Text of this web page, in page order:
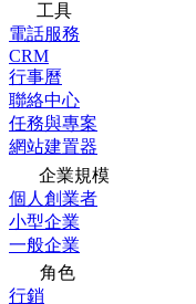
工具
電話服務
CRM
行事曆
聯絡中心
任務與專案
網站建置器
企業規模
個人創業者
小型企業
一般企業
角色
行銷